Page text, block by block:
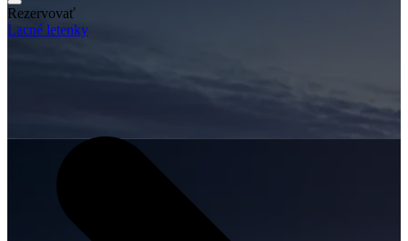
Rezervovať
Lacné letenky